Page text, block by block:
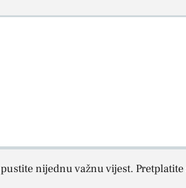
nijednu važnu vijest.